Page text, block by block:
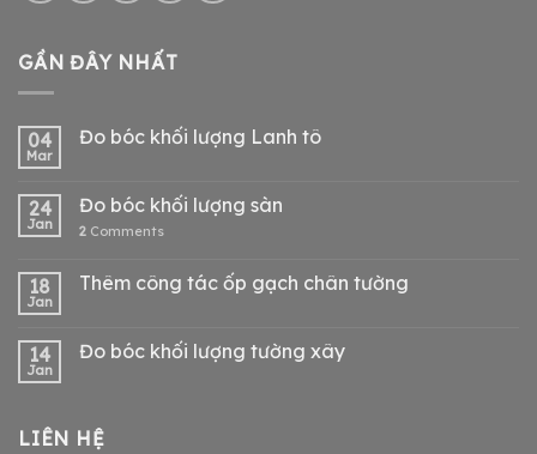
GẦN ĐÂY NHẤT
04
Mar
Đo bóc khối lượng Lanh tô
24
Jan
Đo bóc khối lượng sàn
2 Comments
18
Jan
Thêm công tác ốp gạch chân tường
14
Jan
Đo bóc khối lượng tường xây
LIÊN HỆ